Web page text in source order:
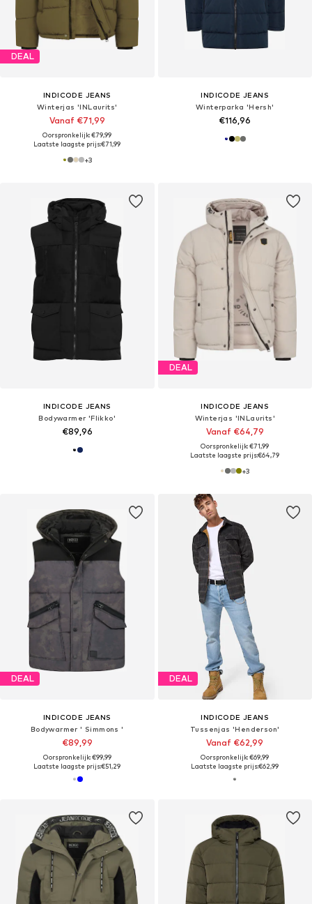
DEAL
INDICODE JEANS
Winterjas 'INLaurits'
Vanaf €71,99
Oorspronkelijk: €79,99
Laatste laagste prijs:€71,99
+3
INDICODE JEANS
Winterparka 'Hersh'
€116,96
INDICODE JEANS
Bodywarmer 'Flikko'
€89,96
DEAL
INDICODE JEANS
Winterjas 'INLaurits'
Vanaf €64,79
Oorspronkelijk: €71,99
Laatste laagste prijs:€64,79
+3
DEAL
INDICODE JEANS
Bodywarmer ' Simmons '
€89,99
Oorspronkelijk: €99,99
Laatste laagste prijs:€51,29
DEAL
INDICODE JEANS
Tussenjas 'Henderson'
Vanaf €62,99
Oorspronkelijk: €69,99
Laatste laagste prijs:€62,99